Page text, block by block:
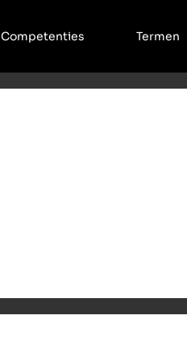
Competenties Termen